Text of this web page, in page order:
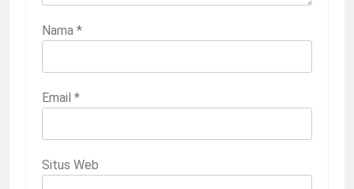
Nama *
Email *
Situs Web